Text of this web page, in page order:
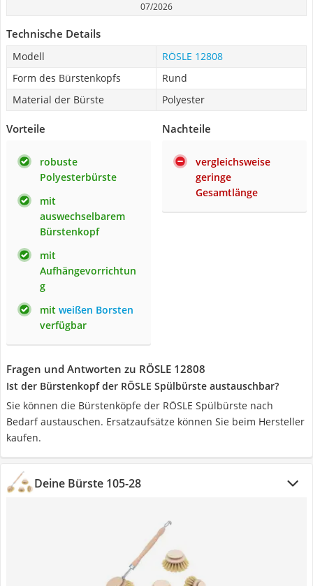
07/2026
Technische Details
Modell
RÖSLE 12808
Form des Bürstenkopfs
Rund
Material der Bürste
Polyester
Vorteile
robuste
Polyesterbürste
mit
auswechselbarem
Bürstenkopf
mit
Aufhängevorrichtun
g
mit weißen Borsten
verfügbar
Nachteile
vergleichsweise
geringe
Gesamtlänge
Fragen und Antworten zu RÖSLE 12808
Ist der Bürstenkopf der RÖSLE Spülbürste austauschbar?
Sie können die Bürstenköpfe der RÖSLE Spülbürste nach
Bedarf austauschen. Ersatzaufsätze können Sie beim Hersteller
kaufen.
Deine Bürste 105-28